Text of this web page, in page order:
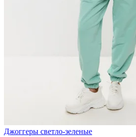
Джоггеры светло-зеленые